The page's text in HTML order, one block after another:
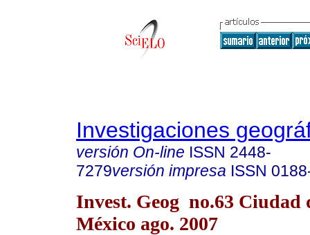
Investigaciones
versión On-line ISSN 2448-
7279versión impresa ISSN
Invest. Geog no.63 Ciudad
México ago. 2007